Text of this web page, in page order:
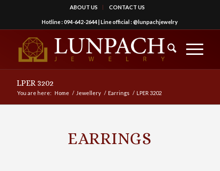
ABOUT US CONTACT US
Hotline :094-642-2644| Line official :@lunpachjewelry
LPER 3202
You are here: Home / Jewellery / Earrings / LPER 3202
EARRINGS